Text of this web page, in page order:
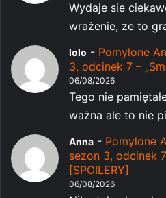
Wydaje sie
wrażenie, ze to
lolo - Pomylone
3, odcinek 7 –
06/08/2026
Tego nie
ważna ale to nie
Anna - Pomylone
sezon 3, odcinek
[SPOILERY]
06/08/2026